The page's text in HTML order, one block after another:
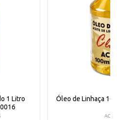
1 Litro
Óleo de Linhaça